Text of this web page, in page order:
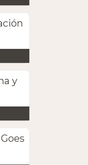
y